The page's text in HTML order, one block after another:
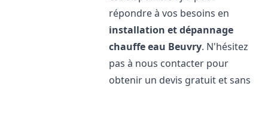
répondre à vos besoins en
installation et dépannage
chauffe eau Beuvry. N'hésitez
pas à nous contacter pour
obtenir un devis gratuit et sans